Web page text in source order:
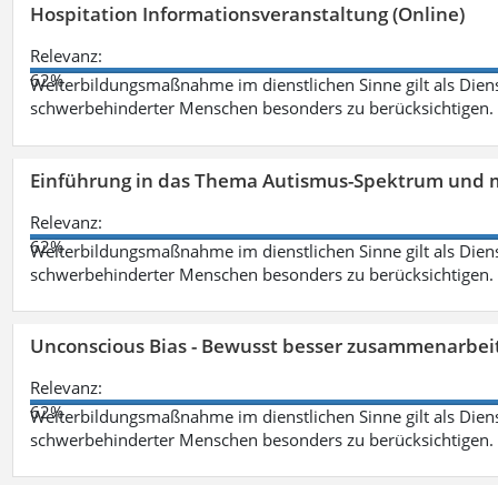
Hospitation Informationsveranstaltung (Online)
Relevanz:
62%
Weiterbildungsmaßnahme im dienstlichen Sinne gilt als
schwerbehinderter Menschen besonders zu berücksichtigen.
Einführung in das Thema Autismus-Spektrum
Relevanz:
62%
Weiterbildungsmaßnahme im dienstlichen Sinne gilt als
schwerbehinderter Menschen besonders zu berücksichtigen.
Unconscious Bias - Bewusst besser
Relevanz:
62%
Weiterbildungsmaßnahme im dienstlichen Sinne gilt als
schwerbehinderter Menschen besonders zu berücksichtigen.